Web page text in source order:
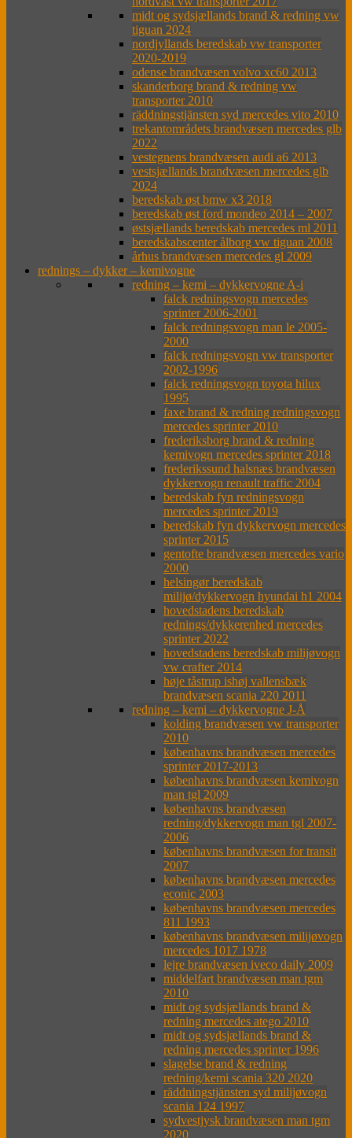
midt og sydsjællands brand & redning vw
tiguan 2024
nordjyllands beredskab vw transporter
2020-2019
odense brandvæsen volvo xc60 2013
skanderborg brand & redning vw
transporter 2010
räddningstjänsten syd mercedes vito 2010
trekantområdets brandvæsen mercedes glb
2022
vestegnens brandvæsen audi a6 2013
vestsjællands brandvæsen mercedes glb
2024
beredskab øst bmw x3 2018
beredskab øst ford mondeo 2014 – 2007
østsjællands beredskab mercedes ml 2011
beredskabscenter ålborg vw tiguan 2008
århus brandvæsen mercedes gl 2009
rednings – dykker – kemivogne
redning – kemi – dykkervogne A-i
falck redningsvogn mercedes
sprinter 2006-2001
falck redningsvogn man le 2005-
2000
falck redningsvogn vw transporter
2002-1996
falck redningsvogn toyota hilux
1995
faxe brand & redning redningsvogn
mercedes sprinter 2010
frederiksborg brand & redning
kemivogn mercedes sprinter 2018
frederikssund halsnæs brandvæsen
dykkervogn renault traffic 2004
beredskab fyn redningsvogn
mercedes sprinter 2019
beredskab fyn dykkervogn mercedes
sprinter 2015
gentofte brandvæsen mercedes vario
2000
helsingør beredskab
milijø/dykkervogn hyundai h1 2004
hovedstadens beredskab
rednings/dykkerenhed mercedes
sprinter 2022
hovedstadens beredskab milijøvogn
vw crafter 2014
høje tåstrup ishøj vallensbæk
brandvæsen scania 220 2011
redning – kemi – dykkervogne J-Å
kolding brandvæsen vw transporter
2010
københavns brandvæsen mercedes
sprinter 2017-2013
københavns brandvæsen kemivogn
man tgl 2009
københavns brandvæsen
redning/dykkervogn man tgl 2007-
2006
københavns brandvæsen for transit
2007
københavns brandvæsen mercedes
econic 2003
københavns brandvæsen mercedes
811 1993
københavns brandvæsen milijøvogn
mercedes 1017 1978
lejre brandvæsen iveco daily 2009
middelfart brandvæsen man tgm
2010
midt og sydsjællands brand &
redning mercedes atego 2010
midt og sydsjællands brand &
redning mercedes sprinter 1996
slagelse brand & redning
redning/kemi scania 320 2020
räddningstjänsten syd milijøvogn
scania 124 1997
sydvestjysk brandvæsen man tgm
2020